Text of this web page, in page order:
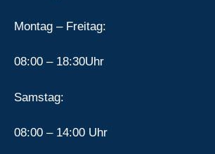
Montag – Freitag:
08:00 – 18:30Uhr
Samstag:
08:00 – 14:00 Uhr